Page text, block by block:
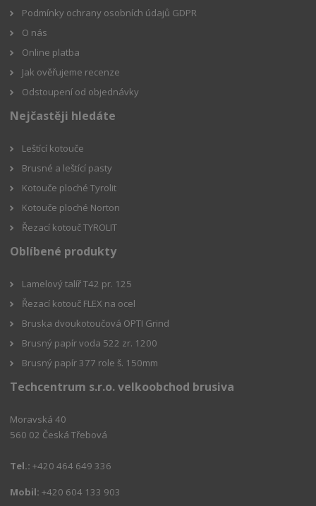
Podmínky ochrany osobních údajů GDPR
O nás
Online platba
Jak ověřujeme recenze
Odstoupení od objednávky
Nejčastěji hledáte
Leštící kotouče
Brusné a leštící pasty
Kotouče ploché Tyrolit
Kotouče ploché Norton
Řezací kotouč TYROLIT
Oblíbené produkty
Lamelový talíř T42 pr. 125
Řezací kotouč FLEX na ocel
Bruska dvoukotoučová OPTI Grind
Brusný papír voda 522 zr. 1200
Brusný papír 377 role š. 150mm
Techcentrum s.r.o. velkoobchod brusiva
Moravská 40
560 02 Česká Třebová
Tel.: +420 464 649 336
Mobil: +420 604 133 903